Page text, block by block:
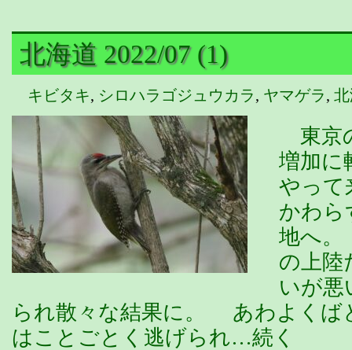
北海道 2022/07 (1)
キビタキ, シロハラゴジュウカラ, ヤマゲラ,
東京
増加に
やって
かわら
地へ
の上陸
いが悪
られ散々な結果に。 あわよくば
はことごとく逃げられ…続く